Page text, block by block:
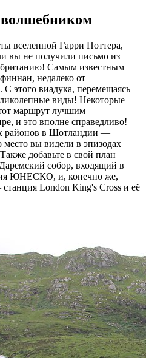
волшебником
вселенной Гарри Поттера,
вы не получили письмо из
Самым известным
недалеко от
этого виадука, перемещаясь
виды! Некоторые
маршрут лучшим
и это вполне справедливо!
районов в Шотландии —
вы видели в эпизодах
добавьте в свой план
собор, входящий в
ЮНЕСКО, и, конечно же,
London King's Cross и её